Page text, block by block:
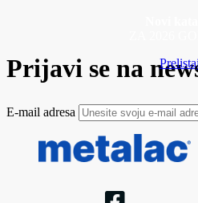
Prijavi se na
E-mail adresa